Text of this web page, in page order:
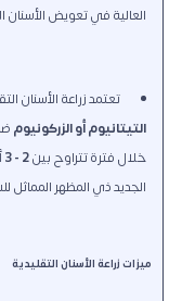
العالية في تعويض الأسنان
تعتمد زراعة الأسنان
التيتانيوم أو الزركونيوم
خلال فترة تتراوح بين2 - 3
الجديد ذي المظهر المماثل
ميزات زراعة الأسنان التقليدية